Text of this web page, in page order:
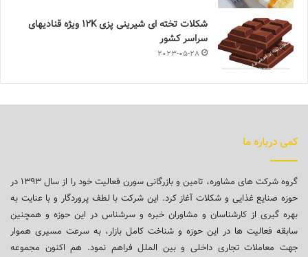
شکلات تخته ای شیرینی پزی 12K ویژه قنادیهای
سراسر کشور
2023-05-28
کمی درباره ما
گروه شرکت های مشاوره، تامین و بازرگانی سورن فعالیت خود را از سال ۱۳۹۳ در
حوزه صنایع غذایی و شکلات آغاز کرد. این شرکت با لطف پروردگار و با عنایت به
بهره گیری از کارشناسان و مشاوران خبره و سرشناس در این حوزه و همچنین
سابقه فعالیت ها در این حوزه و شناخت کامل بازار، به سرعت مسیری هموار
جهت معاملات تجاری داخلی و بین الملل فراهم نمود. هم اکنون مجموعه